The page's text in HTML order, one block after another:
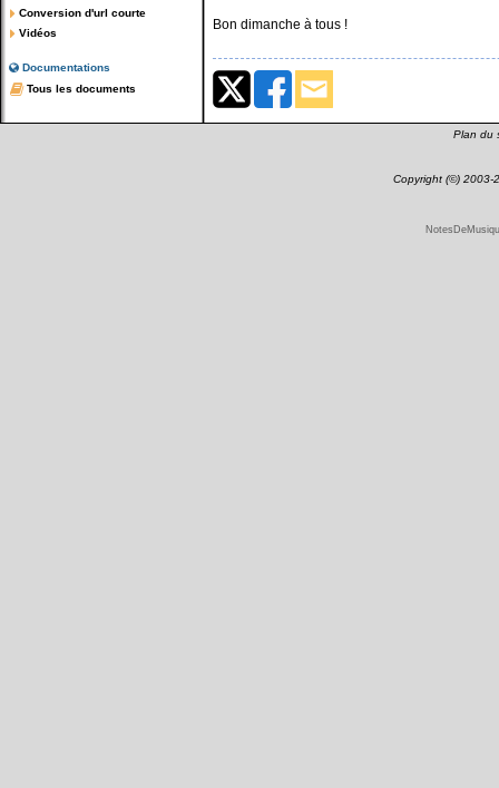
Conversion d'url courte
Vidéos
Documentations
Tous les documents
Bon dimanche à tous !
Plan du
Copyright (©) 2003-